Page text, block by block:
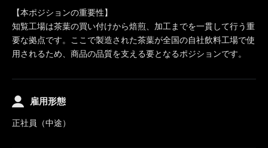
【本ポジションの重要性】
知覧工場は茶葉の買い付けから焙煎、加工までを一貫して行う重
要な拠点です。ここで製造された茶葉が全国の自社飲料工場で使
用されるため、商品の品質を支える要となるポジションです。
雇用形態
正社員（中途）